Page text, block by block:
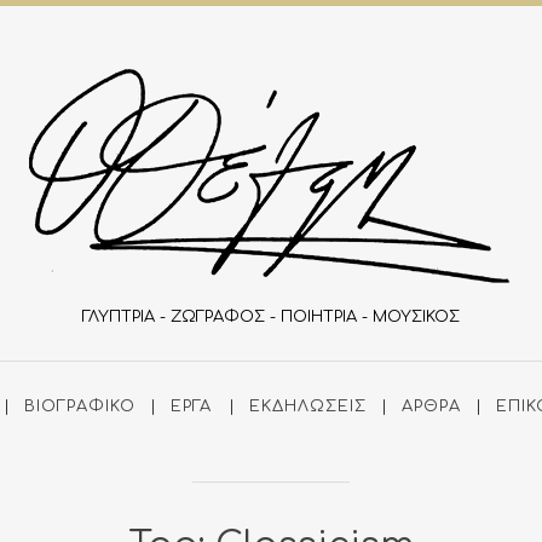
ΓΛΥΠΤΡΙΑ - ΖΩΓΡΑΦΟΣ - ΠΟΙΗΤΡΙΑ - ΜΟΥΣΙΚΟΣ
ΒΙΟΓΡΑΦΙΚΌ ΈΡΓΑ ΕΚΔΗΛΏΣΕΙΣ ΆΡΘΡΑ